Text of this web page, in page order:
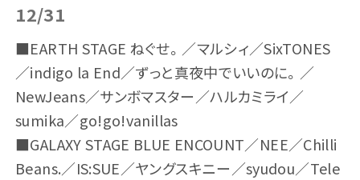
12/31
■EARTH STAGE ねぐせ。／マルシィ／SixTONES
／indigo la End／ずっと真夜中でいいのに。／
NewJeans／サンボマスター／ハルカミライ／
sumika／go!go!vanillas
■GALAXY STAGE BLUE ENCOUNT／NEE／Chilli
Beans.／IS:SUE／ヤングスキニー／syudou／Tele